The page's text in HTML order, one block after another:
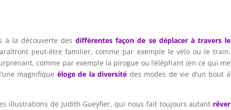
à la découverte desdifférentes façon de se déplacer à travers le
peut-être familier, comme par exemple le vélo ou le train.
comme par exemple la pirogue ou l’éléphant (en ce qui me
magnifique éloge de la diversité des modes de vie d’un bout à
illustrations de Judith Gueyfier, qui nous fait toujours autant rêver